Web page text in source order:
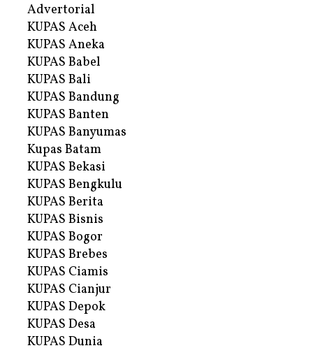
Advertorial
KUPAS Aceh
KUPAS Aneka
KUPAS Babel
KUPAS Bali
KUPAS Bandung
KUPAS Banten
KUPAS Banyumas
Kupas Batam
KUPAS Bekasi
KUPAS Bengkulu
KUPAS Berita
KUPAS Bisnis
KUPAS Bogor
KUPAS Brebes
KUPAS Ciamis
KUPAS Cianjur
KUPAS Depok
KUPAS Desa
KUPAS Dunia